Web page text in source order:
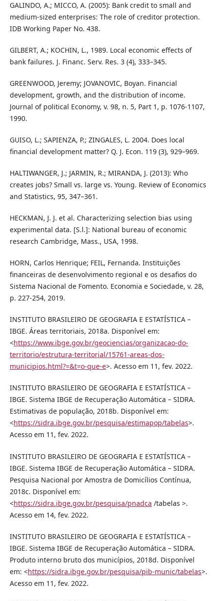
GALINDO, A.; MICCO, A. (2005): Bank credit to small and
medium-sized enterprises: The role of creditor protection.
IDB Working Paper No. 438.
GILBERT, A.; KOCHIN, L., 1989. Local economic effects of
bank failures. J. Financ. Serv. Res. 3 (4), 333–345.
GREENWOOD, Jeremy; JOVANOVIC, Boyan. Financial
development, growth, and the distribution of income.
Journal of political Economy, v. 98, n. 5, Part 1, p. 1076-1107,
1990.
GUISO, L.; SAPIENZA, P.; ZINGALES, L. 2004. Does local
financial development matter? Q. J. Econ. 119 (3), 929–969.
HALTIWANGER, J.; JARMIN, R.; MIRANDA, J. (2013): Who
creates jobs? Small vs. large vs. Young. Review of Economics
and Statistics, 95, 347–361.
HECKMAN, J. J. et al. Characterizing selection bias using
experimental data. [S.l.]: National bureau of economic
research Cambridge, Mass., USA, 1998.
HORN, Carlos Henrique; FEIL, Fernanda. Instituições
financeiras de desenvolvimento regional e os desafios do
Sistema Nacional de Fomento. Economia e Sociedade, v. 28,
p. 227-254, 2019.
INSTITUTO BRASILEIRO DE GEOGRAFIA E ESTATÍSTICA –
IBGE. Áreas territoriais, 2018a. Disponível em:
<https://www.ibge.gov.br/geociencias/organizacao-do-
territorio/estrutura-territorial/15761-areas-dos-
municipios.html?=&t=o-que-e>. Acesso em 11, fev. 2022.
INSTITUTO BRASILEIRO DE GEOGRAFIA E ESTATÍSTICA –
IBGE. Sistema IBGE de Recuperação Automática – SIDRA.
Estimativas de população, 2018b. Disponível em:
<https://sidra.ibge.gov.br/pesquisa/estimapop/tabelas>.
Acesso em 11, fev. 2022.
INSTITUTO BRASILEIRO DE GEOGRAFIA E ESTATÍSTICA –
IBGE. Sistema IBGE de Recuperação Automática – SIDRA.
Pesquisa Nacional por Amostra de Domicílios Contínua,
2018c. Disponível em:
<https://sidra.ibge.gov.br/pesquisa/pnadca /tabelas >.
Acesso em 14, fev. 2022.
INSTITUTO BRASILEIRO DE GEOGRAFIA E ESTATÍSTICA –
IBGE. Sistema IBGE de Recuperação Automática – SIDRA.
Produto interno bruto dos municípios, 2018d. Disponível
em: <https://sidra.ibge.gov.br/pesquisa/pib-munic/tabelas>.
Acesso em 11, fev. 2022.